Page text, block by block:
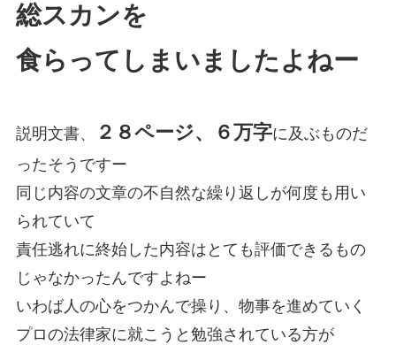
総スカンを
食らってしまいましたよねー
説明文書、 ２８ページ、６万字に及ぶものだ
ったそうですー
同じ内容の文章の不自然な繰り返しが何度も用い
られていて
責任逃れに終始した内容はとても評価できるもの
じゃなかったんですよねー
いわば人の心をつかんで操り、物事を進めていく
プロの法律家に就こうと勉強されている方が